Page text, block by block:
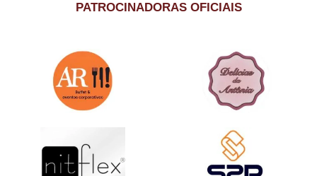
PATROCINADORAS OFICIAIS